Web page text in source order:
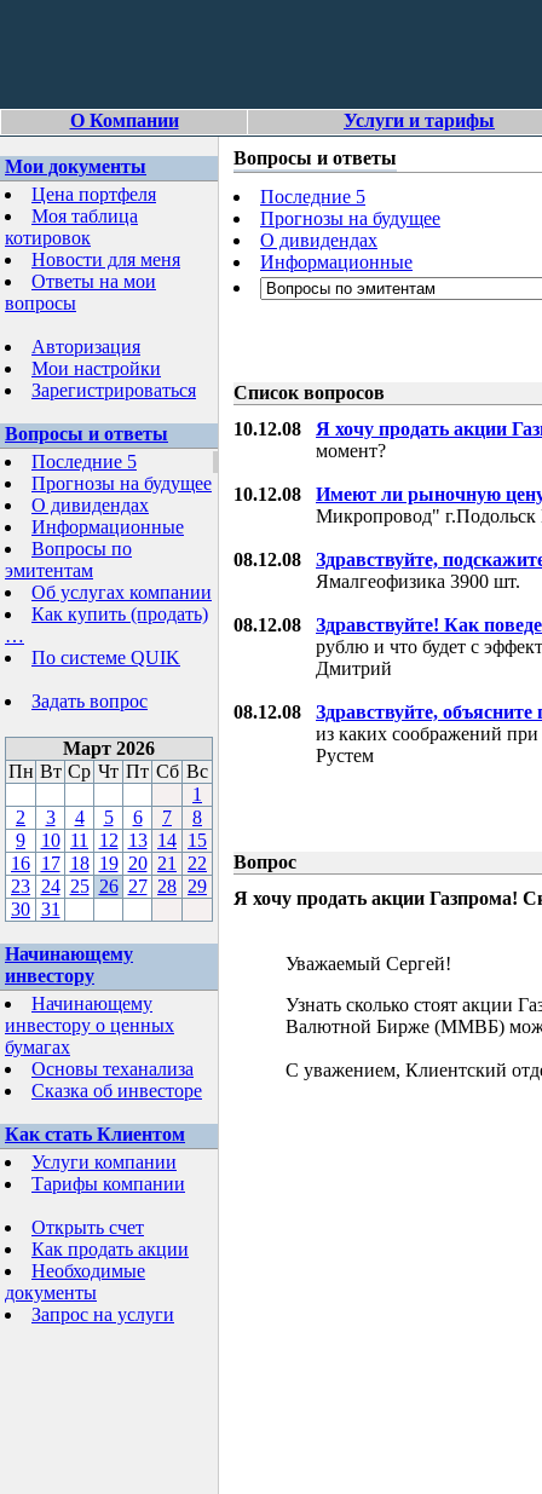
О Компании Услуги и тарифы
Мои документы
Цена портфеля
Моя таблица
котировок
Новости для меня
Ответы на мои
вопросы
Авторизация
Мои настройки
Зарегистрироваться
Вопросы и ответы
Последние 5
Прогнозы на будущее
О дивидендах
Информационные
Вопросы по
эмитентам
Об услугах компании
Как купить (продать)
…
По системе QUIK
Задать вопрос
Март 2026
Пн Вт Ср Чт Пт Сб Вс
1
2
3 4 5 6 7
8
9
10 11 12 13 14 15
16 17 18 19 20 21
22
23 24 25 26 27 28 29
30 31
Начинающему
инвестору
Начинающему
инвестору о ценных
бумагах
Основы теханализа
Сказка об инвесторе
Как стать Клиентом
Услуги компании
Тарифы компании
Открыть счет
Как продать акции
Необходимые
документы
Запрос на услуги
Вопросы и ответы
Последние 5
Прогнозы на будущее
О дивидендах
Информационные
Список вопросов
10.12.08 Я хочу продать акции
момент?
10.12.08
Имеют ли рыночную
Микропровод"
08.12.08
Здравствуйте,
Ямалгеофизика 3900 шт.
08.12.08
Здравствуйте! Как
рублю и что будет с
Дмитрий
08.12.08
Здравствуйте, объясните
из каких соображений
Рустем
Вопрос
Я хочу продать акции Газпрома!
Уважаемый Сергей!
Узнать сколько стоят акции
Валютной Бирже (ММВБ)
С уважением, Клиентский